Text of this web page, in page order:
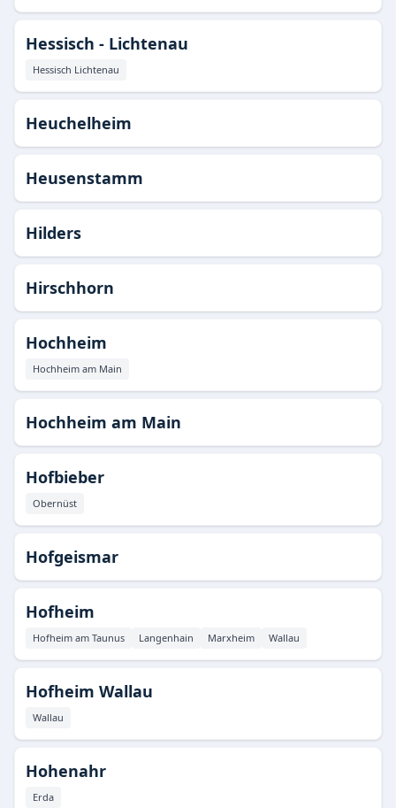
Hessisch - Lichtenau
Hessisch Lichtenau
Heuchelheim
Heusenstamm
Hilders
Hirschhorn
Hochheim
Hochheim am Main
Hochheim am Main
Hofbieber
Obernüst
Hofgeismar
Hofheim
Hofheim am Taunus Langenhain Marxheim Wallau
Hofheim Wallau
Wallau
Hohenahr
Erda